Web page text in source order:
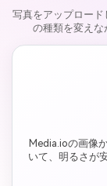
写真をアップロー
の種類を変えな
Media.ioの画像
いて、明るさが